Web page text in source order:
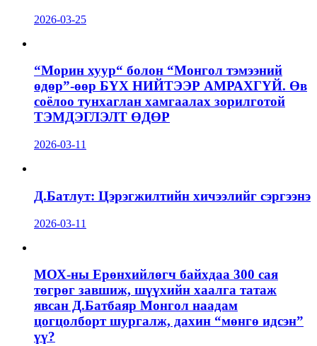
2026-03-25
“Морин хуур“ болон “Монгол тэмээний
өдөр”-өөр БҮХ НИЙТЭЭР АМРАХГҮЙ. Өв
соёлоо тунхаглан хамгаалах зорилготой
ТЭМДЭГЛЭЛТ ӨДӨР
2026-03-11
Д.Батлут: Цэрэгжилтийн хичээлийг сэргээнэ
2026-03-11
МОХ-ны Ерөнхийлөгч байхдаа 300 сая
төгрөг завшиж, шүүхийн хаалга татаж
явсан Д.Батбаяр Монгол наадам
цогцолборт шургалж, дахин “мөнгө идсэн”
үү?